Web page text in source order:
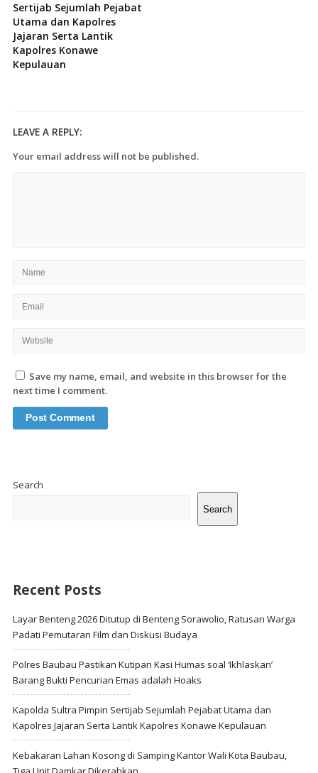
Sertijab Sejumlah Pejabat
Utama dan Kapolres
Jajaran Serta Lantik
Kapolres Konawe
Kepulauan
LEAVE A REPLY:
Your email address will not be published.
Save my name, email, and website in this browser for the
next time I comment.
Search
Search
Recent Posts
Layar Benteng 2026 Ditutup di Benteng Sorawolio, Ratusan Warga
Padati Pemutaran Film dan Diskusi Budaya
Polres Baubau Pastikan Kutipan Kasi Humas soal ‘Ikhlaskan’
Barang Bukti Pencurian Emas adalah Hoaks
Kapolda Sultra Pimpin Sertijab Sejumlah Pejabat Utama dan
Kapolres Jajaran Serta Lantik Kapolres Konawe Kepulauan
Kebakaran Lahan Kosong di Samping Kantor Wali Kota Baubau,